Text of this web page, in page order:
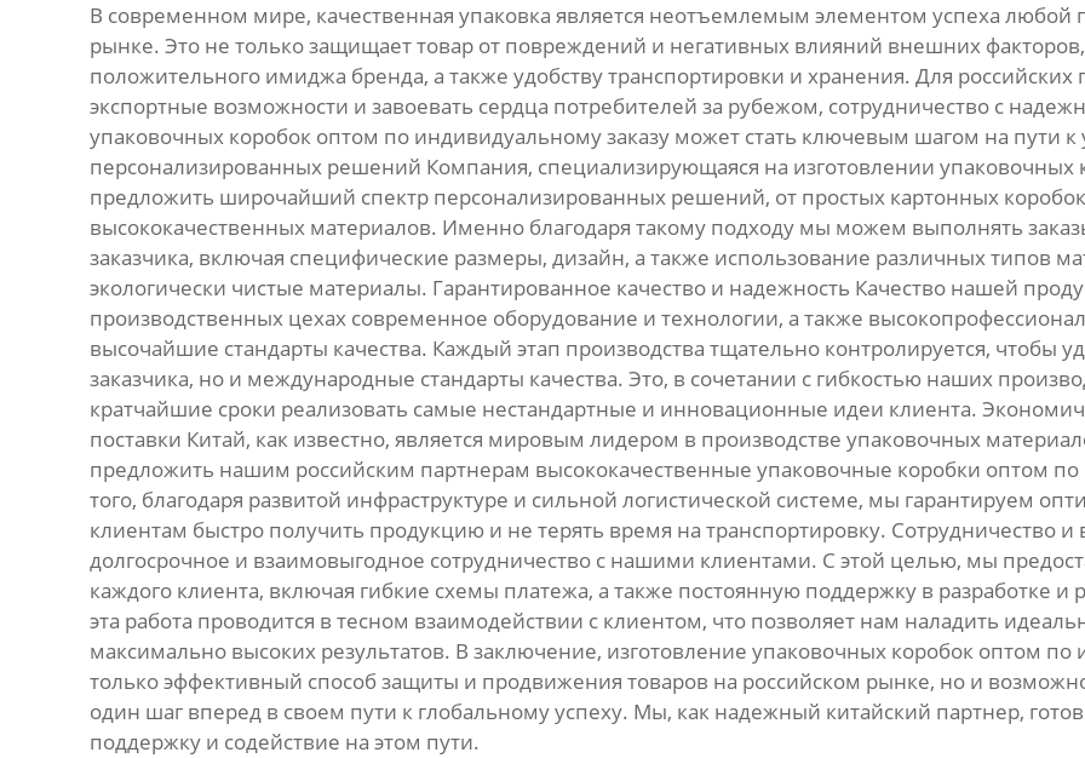
В современном мире, качественная упаковка является неотъемлемым элементом успеха
рынке. Это не только защищает товар от повреждений и негативных влияний внешних
положительного имиджа бренда, а также удобству транспортировки и хранения. Для
экспортные возможности и завоевать сердца потребителей за рубежом, сотрудничество с
упаковочных коробок оптом по индивидуальному заказу может стать ключевым шагом на пути к
персонализированных решений Компания, специализирующаяся на изготовлении упаковочных
предложить широчайший спектр персонализированных решений, от простых картонных
высококачественных материалов. Именно благодаря такому подходу мы можем выполнять
заказчика, включая специфические размеры, дизайн, а также использование различных типов
экологически чистые материалы. Гарантированное качество и надежность Качество нашей
производственных цехах современное оборудование и технологии, а также
высочайшие стандарты качества. Каждый этап производства тщательно контролируется, чтобы
заказчика, но и международные стандарты качества. Это, в сочетании с гибкостью наших
кратчайшие сроки реализовать самые нестандартные и инновационные идеи клиента.
поставки Китай, как известно, является мировым лидером в производстве упаковочных
предложить нашим российским партнерам высококачественные упаковочные коробки оптом
того, благодаря развитой инфраструктуре и сильной логистической системе, мы гарантируем
клиентам быстро получить продукцию и не терять время на транспортировку. Сотрудничество
долгосрочное и взаимовыгодное сотрудничество с нашими клиентами. С этой целью, мы
каждого клиента, включая гибкие схемы платежа, а также постоянную поддержку в разработке
эта работа проводится в тесном взаимодействии с клиентом, что позволяет нам наладить
максимально высоких результатов. В заключение, изготовление упаковочных коробок оптом
только эффективный способ защиты и продвижения товаров на российском рынке, но и
один шаг вперед в своем пути к глобальному успеху. Мы, как надежный китайский партнер,
поддержку и содействие на этом пути.